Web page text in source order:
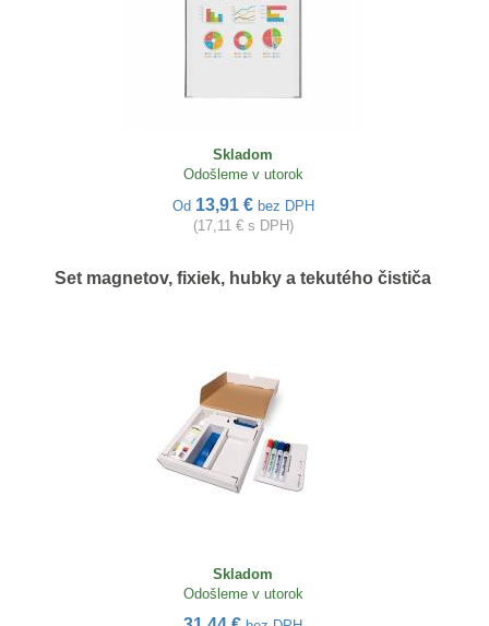
Skladom
Odošleme v utorok
Od 13,91 € bez DPH
(17,11 € s DPH)
Set magnetov, fixiek, hubky a tekutého čističa
Skladom
Odošleme v utorok